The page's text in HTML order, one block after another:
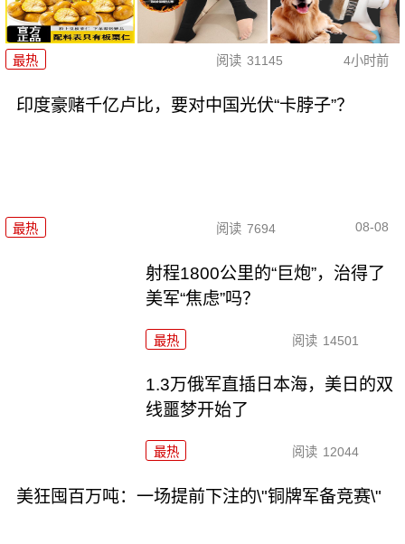
最热 阅读 31145 4小时前
印度豪赌千亿卢比，要对中国光伏“卡脖子”？
最热 阅读 7694 08-08
射程1800公里的“巨炮”，治得了
美军“焦虑”吗？
最热 阅读 14501
1.3万俄军直插日本海，美日的双
线噩梦开始了
最热 阅读 12044
美狂囤百万吨：一场提前下注的\"铜牌军备竞赛\"